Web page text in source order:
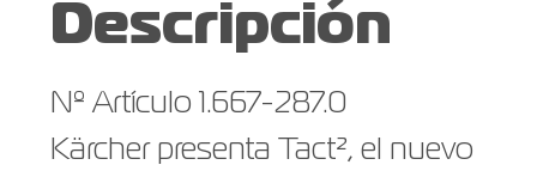
Descripción
Nº Artículo 1.667-287.0
Kärcher presenta Tact², el nuevo